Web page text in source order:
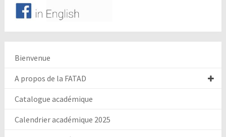
Bienvenue
A propos de la FATAD
Catalogue académique
Calendrier académique 2025